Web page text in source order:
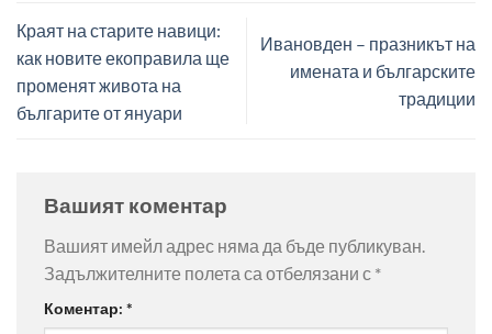
Краят на старите навици:
как новите екоправила ще
променят живота на
българите от януари
Ивановден – празникът на
имената и българските
традиции
Вашият коментар
Вашият имейл адрес няма да бъде публикуван.
Задължителните полета са отбелязани с *
Коментар: *